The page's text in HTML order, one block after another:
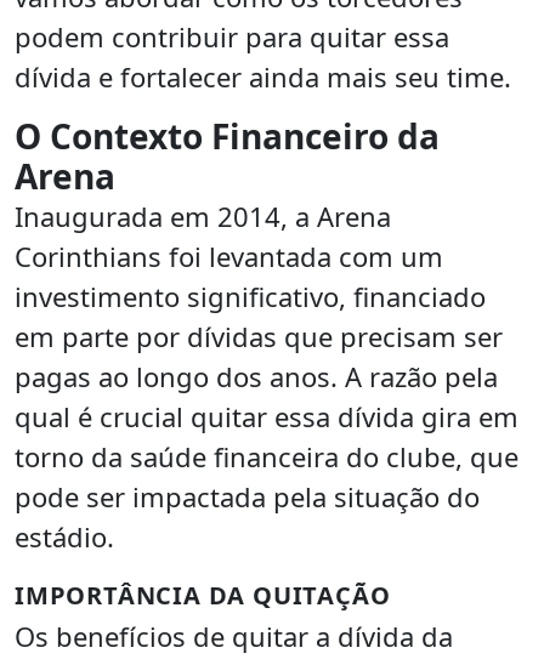
podem contribuir para quitar essa
dívida e fortalecer ainda mais seu time.
O Contexto Financeiro da
Arena
Inaugurada em 2014, a Arena
Corinthians foi levantada com um
investimento significativo, financiado
em parte por dívidas que precisam ser
pagas ao longo dos anos. A razão pela
qual é crucial quitar essa dívida gira em
torno da saúde financeira do clube, que
pode ser impactada pela situação do
estádio.
IMPORTÂNCIA DA QUITAÇÃO
Os benefícios de quitar a dívida da